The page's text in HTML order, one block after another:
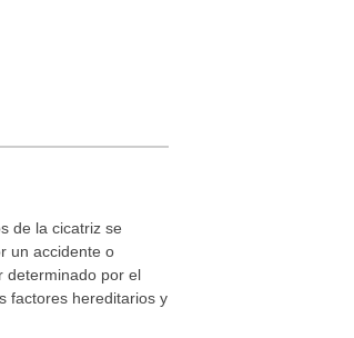
de la cicatriz se
un accidente o
determinado por el
factores hereditarios y